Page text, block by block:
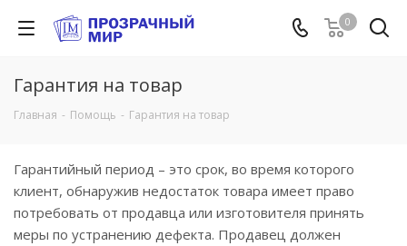
0
Гарантия на товар
Главная - Помощь - Гарантия на товар
Гарантийный период – это срок, во время которого
клиент, обнаружив недостаток товара имеет право
потребовать от продавца или изготовителя принять
меры по устранению дефекта. Продавец должен